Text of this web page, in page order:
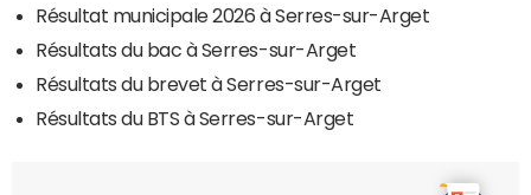
Résultat municipale 2026 à Serres-sur-Arget
Résultats du bac à Serres-sur-Arget
Résultats du brevet à Serres-sur-Arget
Résultats du BTS à Serres-sur-Arget